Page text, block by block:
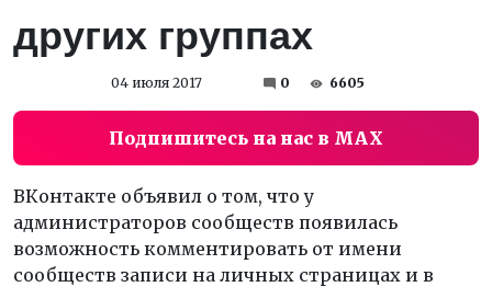
других группах
04 июля 2017 0 6605
Подпишитесь на нас в MAX
ВКонтакте объявил о том, что у
администраторов сообществ появилась
возможность комментировать от имени
сообществ записи на личных страницах и в